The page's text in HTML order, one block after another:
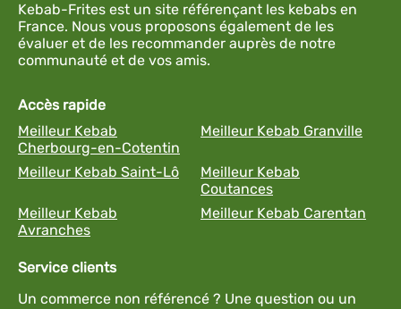
Kebab-Frites est un site référençant les kebabs en
France. Nous vous proposons également de les
évaluer et de les recommander auprès de notre
communauté et de vos amis.
Accès rapide
Meilleur Kebab
Cherbourg-en-Cotentin
Meilleur Kebab Granville
Meilleur Kebab Saint-Lô
Meilleur Kebab
Coutances
Meilleur Kebab
Avranches
Meilleur Kebab Carentan
Service clients
Un commerce non référencé ? Une question ou un